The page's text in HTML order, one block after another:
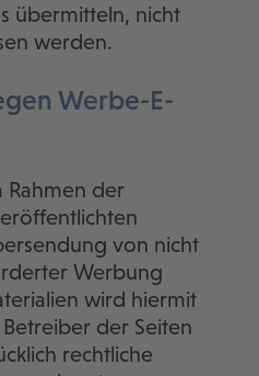
übermitteln, nicht
werden.
Werbe-E-
Rahmen der
von nicht
Werbung
wird hiermit
der Seiten
rechtliche